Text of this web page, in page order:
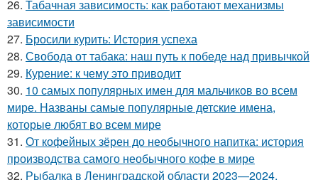
26. Табачная зависимость: как работают механизмы
зависимости
27. Бросили курить: История успеха
28. Свобода от табака: наш путь к победе над привычкой
29. Курение: к чему это приводит
30. 10 самых популярных имен для мальчиков во всем
мире. Названы самые популярные детские имена,
которые любят во всем мире
31. От кофейных зёрен до необычного напитка: история
производства самого необычного кофе в мире
32. Рыбалка в Ленинградской области 2023—2024.